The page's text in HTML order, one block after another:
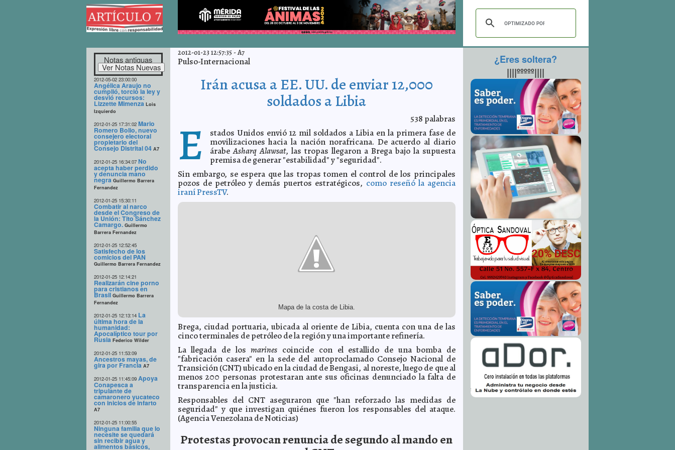
Notas antiguas
2012-05-02 23:00:00
Angélica Araujo no
cumplió, torció la ley y
desvió recursos:
Lizzette Mimenza Lois
Izquierdo
2012-01-25 17:31:02 Mario
Romero Bolio, nuevo
consejero electoral
propietario del
Consejo Distrital 04 A7
2012-01-25 16:34:07 No
acepta haber perdido
y denuncia mano
negra Guillermo Barrera
Fernandez
2012-01-25 15:30:11
Combatir al narco
desde el Congreso de
la Unión: Tito Sánchez
Camargo. Guillermo
Barrera Fernandez
2012-01-25 12:52:45
Satisfecho de los
comicios del PAN
Guillermo Barrera Fernandez
2012-01-25 12:14:21
Realizarán cine porno
para cristianos en
Brasil Guillermo Barrera
Fernandez
2012-01-25 12:13:14 La
última hora de la
humanidad:
Apocalíptico tour por
Rusia Federico Wilder
2012-01-25 11:53:09
Ancestros mayas, de
gira por Francia A7
2012-01-25 11:45:09 Apoya
Conapesca a
tripulante de
camaronero yucateco
con inicios de infarto
A7
2012-01-25 11:00:55
Ninguna familia que lo
necesite se quedará
sin recibir agua y
alimentos básicos,
2012-01-23 12:57:35-A7
Pulso-Internacional
Irán acusa a EE. UU. de enviar 12,000
soldados a Libia
538 palabras
E stados Unidos envió 12 mil soldados a Libia en la primera fase de
movilizaciones hacia la nación norafricana. De acuerdo al diario
árabeAsharq Alawsat, las tropas llegaron a Brega bajo la supuesta
premisa de generar "estabilidad" y "seguridad".
Sin embargo, se espera que las tropas tomen el control de los principales
pozos de petróleo y demás puertos estratégicos, como reseñó la agencia
iraní PressTV.
Mapa de la costa de Libia.
Brega, ciudad portuaria, ubicada al oriente de Libia, cuenta con una de las
cinco terminales de petróleo de la región y una importante refinería.
La llegada de los marines coincide con el estallido de una bomba de
"fabricación casera" en la sede del autoproclamado Consejo Nacional de
Transición (CNT) ubicado en la ciudad de Bengasi, al noreste, luego de que al
menos 200 personas protestaran ante sus oficinas denunciado la falta de
transparencia en la justicia.
Responsables del CNT aseguraron que "han reforzado las medidas de
seguridad" y que investigan quiénes fueron los responsables del ataque.
(Agencia Venezolana de Noticias)
Protestas provocan renuncia de segundo al mando en
¿Eres soltera?
||||ººººº||||